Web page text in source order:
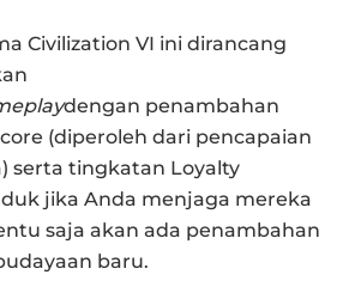
Civilization VI ini dirancang
dengan penambahan
(diperoleh dari pencapaian
serta tingkatan Loyalty
jika Anda menjaga mereka
saja akan ada penambahan
baru.